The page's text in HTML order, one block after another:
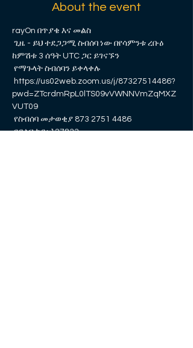
About the event
rayOn በጥያቄ እና መልስ
ከምሽቱ 3 ሰዓት UTC ጋር ይገናኙን
የማጉላት ስብሰባን ይቀላቀሉ
pwd=ZTcrdmRpL0lTS09vVWNNVmZqMXZ
VUT09
የስብሰባ መታወቂያ 873 2751 4486
የይለፍ ኮድ: 127833